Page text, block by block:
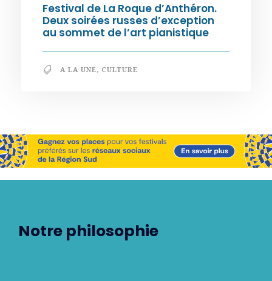
Festival de La Roque d’Anthéron.
Deux soirées russes d’exception
au sommet de l’art pianistique
A LA UNE, CULTURE
Notre philosophie